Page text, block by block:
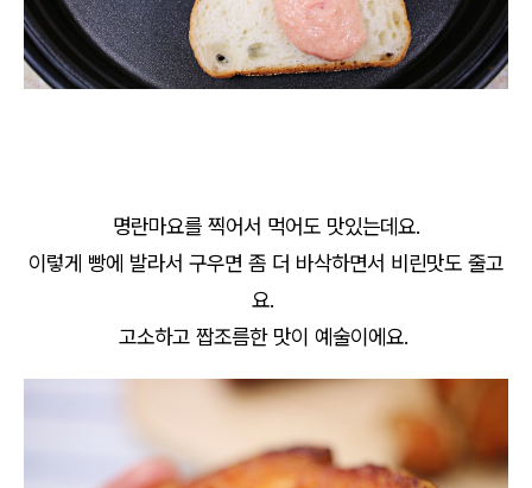
명란마요를 찍어서 먹어도 맛있는데요.
이렇게 빵에 발라서 구우면 좀 더 바삭하면서 비린맛도 줄고
요.
고소하고 짭조름한 맛이 예술이에요.